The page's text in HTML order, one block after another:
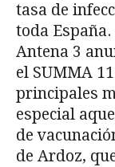
tasa de
toda
Antena 3
el SUMMA
principales
especial
de
de Ardoz,